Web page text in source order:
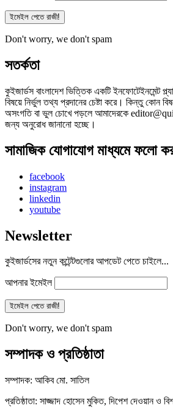
Don't worry, we don't spam
সতর্কতা
কুইজার্ডস বাংলাদেশ ভিত্তিক একটি ইনফোটেইনমেন্ট
বিষয়ে নির্ভুল তথ্য প্রদানের চেষ্টা করে। কিন্তু কোন
অসংগতি বা ভুল চোখে পড়লে আমাদেরকে
জন্য অনুরোধ জানানো হচ্ছে।
সামাজিক যোগাযোগ মাধ্যমে ফলো
facebook
instagram
linkedin
youtube
Newsletter
কুইজার্ডসের নতুন কন্টেন্টগুলোর আপডেট পেতে চাইলে...
আপনার ইমেইল
Don't worry, we don't spam
সম্পাদক ও প্রতিষ্ঠাতা
সম্পাদক: আকিব মো. সাতিল
প্রতিষ্ঠাতা: সাজ্জাদ হোসেন মুকিত, দিপেশ দেওয়ান ও